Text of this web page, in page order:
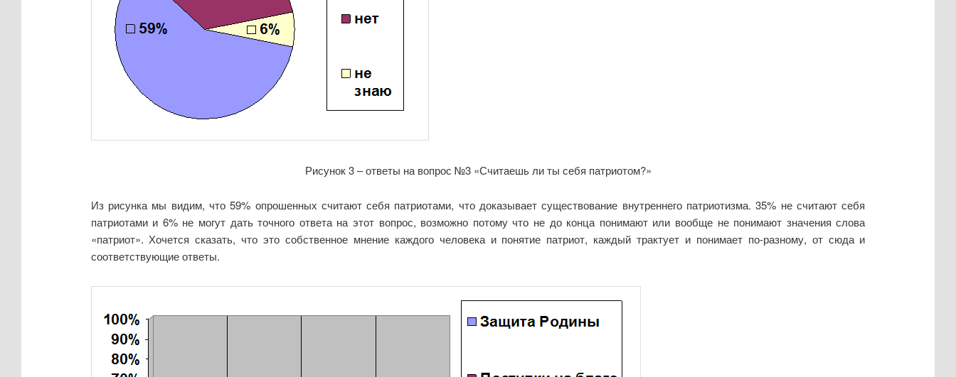
Рисунок 3 – ответы на вопрос №3 «Считаешь ли ты себя патриотом?»
Из рисунка мы видим, что 59% опрошенных считают себя патриотами, что доказывает существование внутреннего патриотизма. 35% не считают себя
патриотами и 6% не могут дать точного ответа на этот вопрос, возможно потому что не до конца понимают или вообще не понимают значения слова
«патриот». Хочется сказать, что это собственное мнение каждого человека и понятие патриот, каждый трактует и понимает по-разному, от сюда и
соответствующие ответы.